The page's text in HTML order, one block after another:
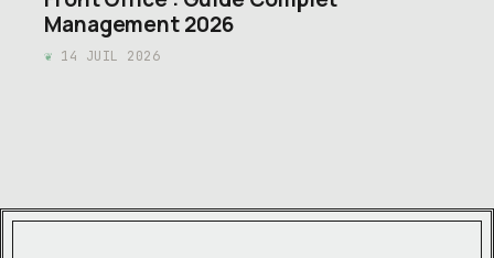
Management 2026
14 JUIL 2026